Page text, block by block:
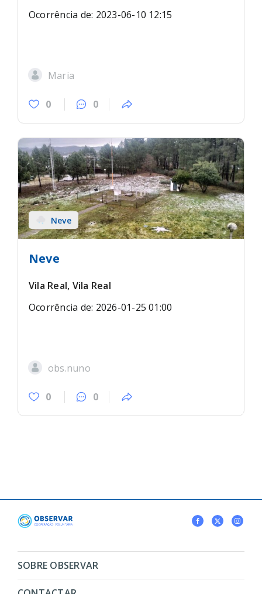
Ocorrência de: 2023-06-10 12:15
Maria
0 0
Neve
Neve
Vila Real, Vila Real
Ocorrência de: 2026-01-25 01:00
obs.nuno
0 0
SOBRE OBSERVAR